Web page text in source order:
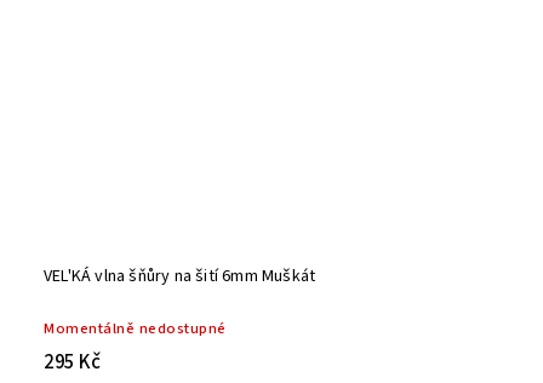
VEL'KÁ vlna šňůry na šití 6mm Muškát
Momentálně nedostupné
295 Kč